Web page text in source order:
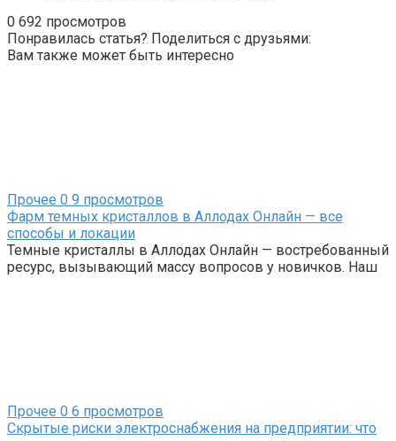
0 692 просмотров
Понравилась статья? Поделиться с друзьями:
Вам также может быть интересно
Прочее 0 9 просмотров
Фарм темных кристаллов в Аллодах Онлайн — все
способы и локации
Темные кристаллы в Аллодах Онлайн — востребованный
ресурс, вызывающий массу вопросов у новичков. Наш
Прочее 0 6 просмотров
Скрытые риски электроснабжения на предприятии: что